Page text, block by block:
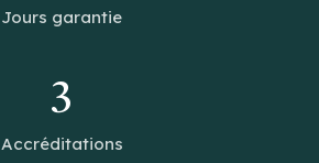
Jours garantie
3
Accréditations